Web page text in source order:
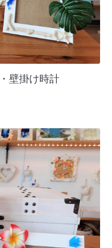
壁掛け時計